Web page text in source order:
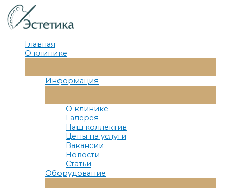
Перейти
к
содержимому
Главная
О клинике
Меню
Информация
Меню
О клинике
Галерея
Наш коллектив
Цены на услуги
Вакансии
Новости
Статьи
Оборудование